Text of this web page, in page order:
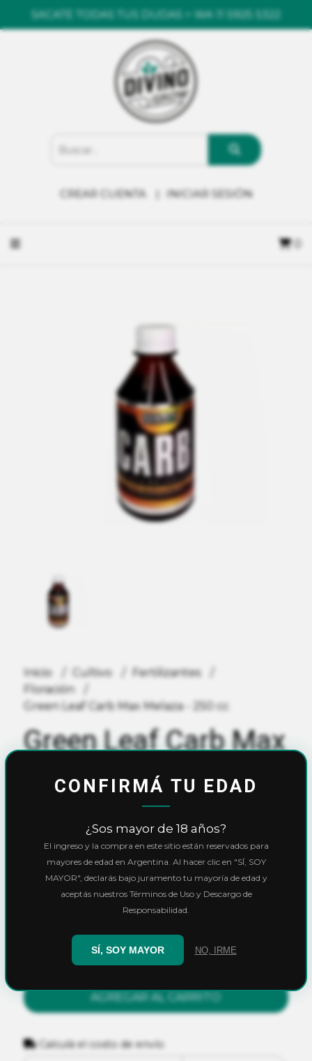
SACATE TODAS TUS DUDAS > WA 11 5925 5322
CREAR CUENTA INICIAR SESIÓN
Inicio Cultivo
Fertilizantes
Floración
Green Leaf Carb Max Melaza - 250 cc
Green Leaf Carb Max
Melaza - 250 cc
10% OFFconTransferenciaoEfectivo
Precio final:$9.180,00
Ver cuotas y descuentos
AGREGAR AL CARRITO
Calculá el costo de envío
CONFIRMÁ TU EDAD
¿Sos mayor de 18 años?
El ingreso y la compra en este sitio están reservados para
mayores de edad en Argentina. Al hacer clic en "SÍ, SOY
MAYOR", declarás bajo juramento tu mayoría de edad y
aceptás nuestros Términos de Uso y Descargo de
Responsabilidad.
SÍ, SOY MAYOR NO, IRME